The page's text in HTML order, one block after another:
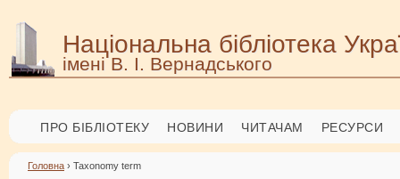
Національна бібліотека
імені В. І. Вернадського
ПРО БІБЛІОТЕКУ НОВИНИ ЧИТАЧАМ РЕСУРСИ
Головна › Taxonomy term